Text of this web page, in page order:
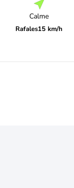
Calme
Rafales15 km/h